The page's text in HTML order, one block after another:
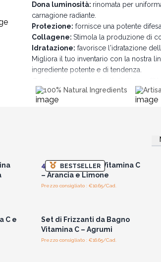
Dona luminosità: rinomata per
carnagione radiante.
Protezione: fornisce una potente
Collagene: Stimola la produzione di
Idratazione: favorisce l'idratazione
Migliora il tuo inventario con la nostra
ingrediente potente e di tendenza.
Lascia che i tuoi clienti provino il
100% Natural Ingredients
BESTSELLER
4x Sapone Corpo Vitamina C
– Arancia e Limone
Prezzo consigliato : €10.65/Cad.
C e
Set di Frizzanti da Bagno
Vitamina C – Agrumi
Prezzo consigliato : €16.65/Cad.